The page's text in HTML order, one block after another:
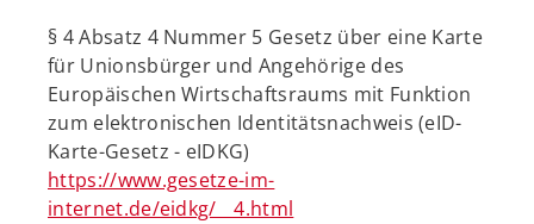
§ 4 Absatz 4 Nummer 5 Gesetz über eine Karte
für Unionsbürger und Angehörige des
Europäischen Wirtschaftsraums mit Funktion
zum elektronischen Identitätsnachweis (eID-
Karte-Gesetz - eIDKG)
https://www.gesetze-im-
internet.de/eidkg/__4.html